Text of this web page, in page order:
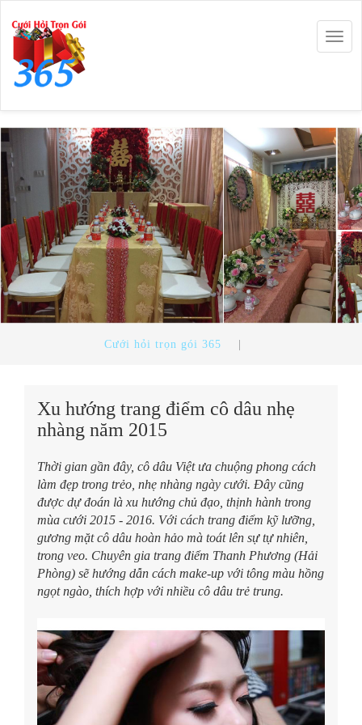
Cưới hỏi trọn gói 365
Xu hướng trang điểm cô dâu nhẹ
nhàng năm 2015
Thời gian gần đây, cô dâu Việt ưa chuộng phong cách
làm đẹp trong trẻo, nhẹ nhàng ngày cưới. Đây cũng
được dự đoán là xu hướng chủ đạo, thịnh hành trong
mùa cưới 2015 - 2016. Với cách trang điểm kỹ lưỡng,
gương mặt cô dâu hoàn hảo mà toát lên sự tự nhiên,
trong veo. Chuyên gia trang điểm Thanh Phương (Hải
Phòng) sẽ hướng dẫn cách make-up với tông màu hồng
ngọt ngào, thích hợp với nhiều cô dâu trẻ trung.